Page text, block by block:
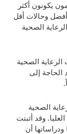
يكونون أكثر
وحالات أقل
الصحية
الرعاية الصحية
الحاجة إلى
الصحية
وقد أثبتت
أن